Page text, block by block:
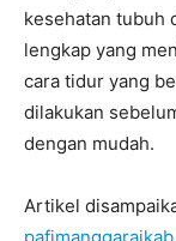
kesehatan tubuh
lengkap yang
cara tidur yang
dilakukan
dengan mudah.
Artikel